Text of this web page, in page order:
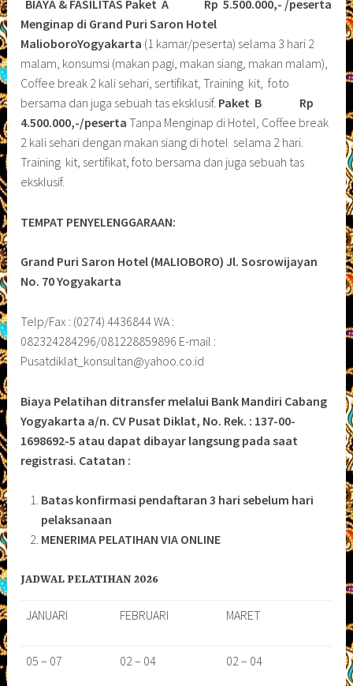
BIAYA & FASILITAS Paket A Rp 5.500.000,- /peserta
Menginap di Grand Puri Saron Hotel
MalioboroYogyakarta (1 kamar/peserta) selama 3 hari 2
malam, konsumsi (makan pagi, makan siang, makan malam),
Coffee break 2 kali sehari, sertifikat, Training kit, foto
bersama dan juga sebuah tas eksklusif. Paket B
Rp
4.500.000,-/pesertaTanpa Menginap di Hotel, Coffee break
2 kali sehari dengan makan siang di hotel selama 2 hari.
Training kit, sertifikat, foto bersama dan juga sebuah tas
eksklusif.
TEMPAT PENYELENGGARAAN:
Grand Puri Saron Hotel (MALIOBORO) Jl. Sosrowijayan
No. 70 Yogyakarta
Telp/Fax : (0274) 4436844 WA :
082324284296/081228859896 E-mail :
Pusatdiklat_konsultan@yahoo.co.id
Biaya Pelatihan ditransfer melalui Bank Mandiri Cabang
Yogyakarta a/n. CV Pusat Diklat, No. Rek. : 137-00-
1698692-5 atau dapat dibayar langsung pada saat
registrasi. Catatan :
Batas konfirmasi pendaftaran 3 hari sebelum hari
pelaksanaan
MENERIMA PELATIHAN VIA ONLINE
JADWAL PELATIHAN 2026
JANUARI FEBRUARI MARET
05 – 07 02 – 04 02 – 04